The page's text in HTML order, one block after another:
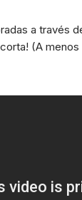
a través
(A menos